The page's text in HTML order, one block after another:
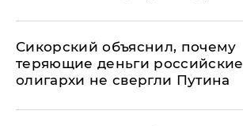
Сикорский объяснил, почему
теряющие деньги российские
олигархи не свергли Путина